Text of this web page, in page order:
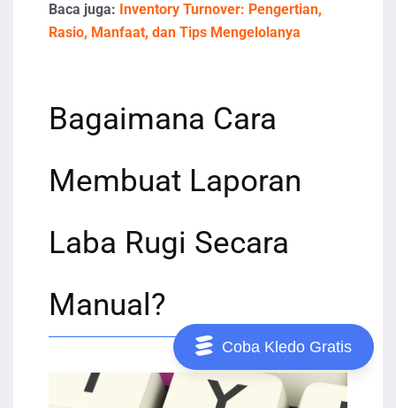
Baca juga: Inventory Turnover: Pengertian,
Rasio, Manfaat, dan Tips Mengelolanya
Bagaimana Cara
Membuat Laporan
Laba Rugi Secara
Manual?
Coba Kledo Gratis